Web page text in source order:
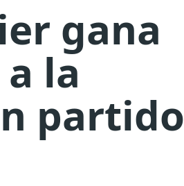
gana
la
partido